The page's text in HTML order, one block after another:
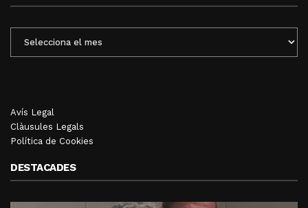
MENSUALS
Avís Legal
Clàusules Legals
Política de Cookies
DESTACADES